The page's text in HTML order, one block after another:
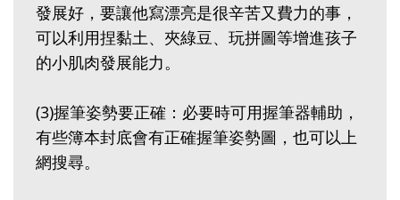
發展好，要讓他寫漂亮是很辛苦又費力的事，
可以利用捏黏土、夾綠豆、玩拼圖等增進孩子
的小肌肉發展能力。
(3)握筆姿勢要正確：必要時可用握筆器輔助，
有些簿本封底會有正確握筆姿勢圖，也可以上
網搜尋。